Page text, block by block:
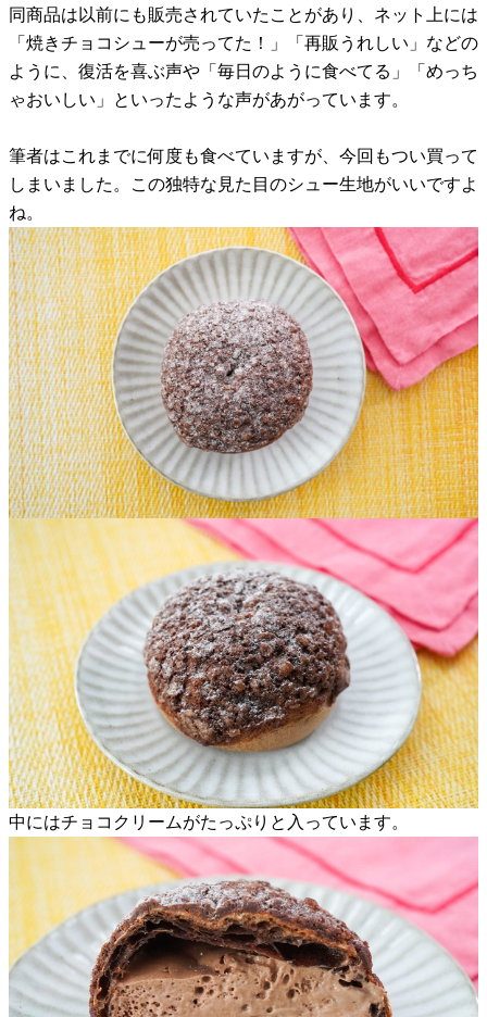
同商品は以前にも販売されていたことがあり、ネット上には
「焼きチョコシューが売ってた！」「再販うれしい」などの
ように、復活を喜ぶ声や「毎日のように食べてる」「めっち
ゃおいしい」といったような声があがっています。
筆者はこれまでに何度も食べていますが、今回もつい買って
しまいました。この独特な見た目のシュー生地がいいですよ
ね。
中にはチョコクリームがたっぷりと入っています。